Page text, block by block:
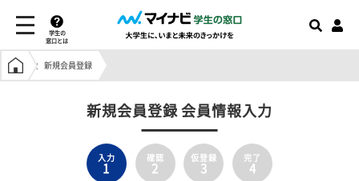
学生の
窓口とは
学生の窓口トップ
新規会員登録
新規会員登録 会員情報入力
入力
1
確認
2
仮登録
3
完了
4